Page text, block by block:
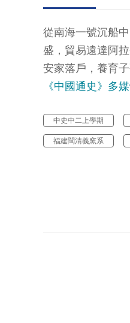
從南海一號沉船
盛，貿易遠達阿
安家落戶，養育子
《中國通史》多
中史中二上學期
福建閩清義窯系